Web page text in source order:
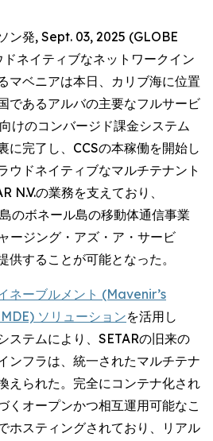
ン発, Sept. 03, 2025 (GLOBE
ネイティブなネットワークイン
マベニアは本日、カリブ海に位置
であるアルバの主要なフルサービ
けのコンバージド課金システム
に完了し、CCSの本稼働を開始し
ウドネイティブなマルチテナント
N.V.の業務を支えており、
のボネール島の移動体通信事業
ージング・アズ・ア・サービ
供することが可能となった。
ネーブルメント (Mavenir’s
ソリューションを活用し
ステムにより、SETARの旧来の
ンフラは、統一されたマルチテナ
えられた。完全にコンテナ化され
くオープンかつ相互運用可能なこ
ホスティングされており、リアル